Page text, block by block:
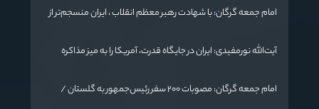
امام جمعه گرگان: با شهادت رهبر معظم انقلاب ، ایران منسجم‌تر از
آیت‌الله نورمفیدی: ایران در جایگاه قدرت، آمریکا را به میز مذاکره
امام جمعه گرگان: مصوبات ۲۰۰ سفر رئیس‌جمهور به گلستان /